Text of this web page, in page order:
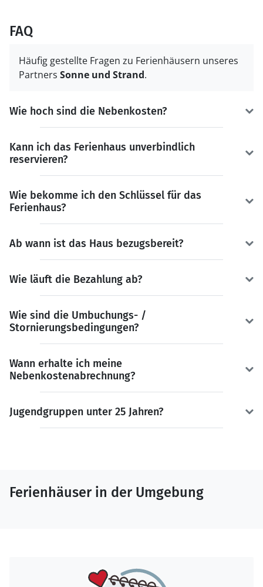
FAQ
Häufig gestellte Fragen zu Ferienhäusern unseres
Partners Sonne und Strand.
Wie hoch sind die Nebenkosten?
Kann ich das Ferienhaus unverbindlich
reservieren?
Wie bekomme ich den Schlüssel für das
Ferienhaus?
Ab wann ist das Haus bezugsbereit?
Wie läuft die Bezahlung ab?
Wie sind die Umbuchungs- /
Stornierungsbedingungen?
Wann erhalte ich meine
Nebenkostenabrechnung?
Jugendgruppen unter 25 Jahren?
Ferienhäuser in der Umgebung